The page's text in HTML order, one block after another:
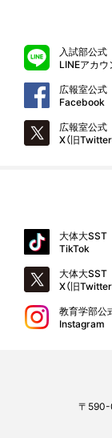
入試部公式
LINEアカウ
広報室公式
Facebook
広報室公式
X（旧Twitter
大体大SST
TikTok
大体大SST
X（旧Twitter
教育学部公
Instagram
〒590-